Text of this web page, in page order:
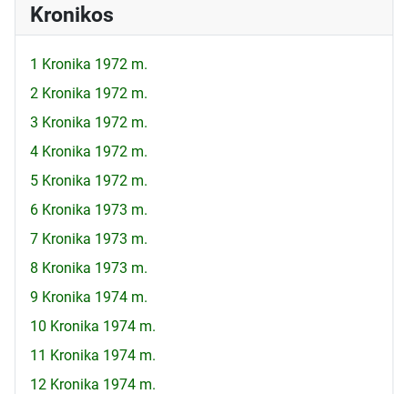
Kronikos
1 Kronika 1972 m.
2 Kronika 1972 m.
3 Kronika 1972 m.
4 Kronika 1972 m.
5 Kronika 1972 m.
6 Kronika 1973 m.
7 Kronika 1973 m.
8 Kronika 1973 m.
9 Kronika 1974 m.
10 Kronika 1974 m.
11 Kronika 1974 m.
12 Kronika 1974 m.